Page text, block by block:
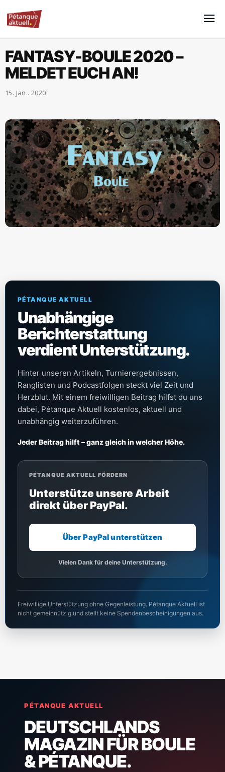
FANTASY-BOULE 2020 –
MELDET EUCH AN!
15. Jan.. 2020
PÉTANQUE AKTUELL
Unabhängige
Berichterstattung
verdient Unterstützung.
Hinter unseren Artikeln, Turnierergebnissen,
Ranglisten und Podcastfolgen steckt viel Zeit und
Herzblut. Mit einem freiwilligen Beitrag hilfst du uns
dabei, Pétanque Aktuell kostenlos, aktuell und
unabhängig weiterzuführen.
Jeder Beitrag hilft – ganz gleich in welcher Höhe.
PÉTANQUE AKTUELL FÖRDERN
Unterstütze unsere Arbeit
direkt über PayPal.
Über PayPal unterstützen
Vielen Dank für deine Unterstützung.
Freiwillige Unterstützung ohne Gegenleistung. Pétanque Aktuell ist
nicht gemeinnützig und stellt keine Spendenbescheinigungen aus.
PÉTANQUE AKTUELL
DEUTSCHLANDS
MAGAZIN FÜR BOULE
& PÉTANQUE.